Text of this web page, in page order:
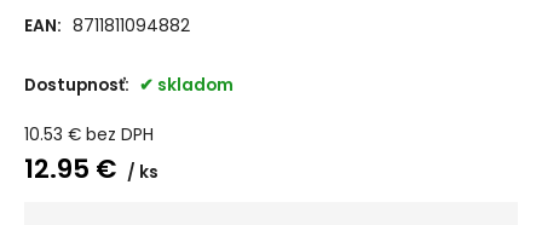
EAN: 8711811094882
Dostupnosť: skladom
10.53 € bez DPH
12.95 € ks